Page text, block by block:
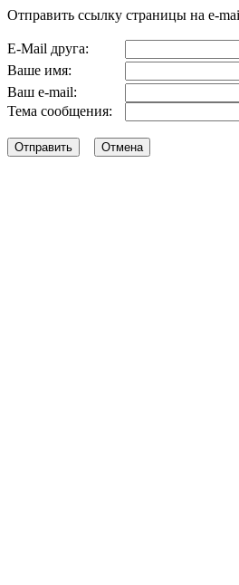
Отправить ссылку страницы на e-
E-Mail друга:
Ваше имя:
Ваш e-mail:
Тема сообщения: